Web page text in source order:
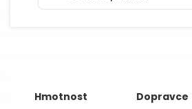
Hmotnost Dopravce